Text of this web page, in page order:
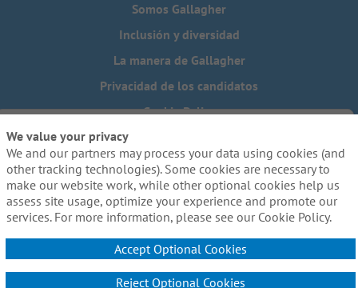
Somos Gallagher
Inclusión y diversidad
La manera de Gallagher
Privacidad de los candidatos
Cookie Policy
Do Not Sell or Share My Personal Information - US Residents
¿Necesita una adaptación especial para completar alguna
parte de nuestro proceso de solicitud, incluido el uso de
este sitio web? Escríbanos a:Careers@ajg.com
We value your privacy
We and our partners may process your data using cookies (and
other tracking technologies). Some cookies are necessary to
make our website work, while other optional cookies help us
assess site usage, optimize your experience and promote our
services. For more information, please see our Cookie Policy.
Accept Optional Cookies
Reject Optional Cookies